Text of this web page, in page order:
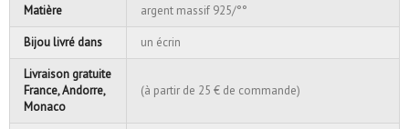
Matière argent massif 925/°°
Bijou livré dans un écrin
Livraison gratuite
France, Andorre,
Monaco
(à partir de 25 € de commande)